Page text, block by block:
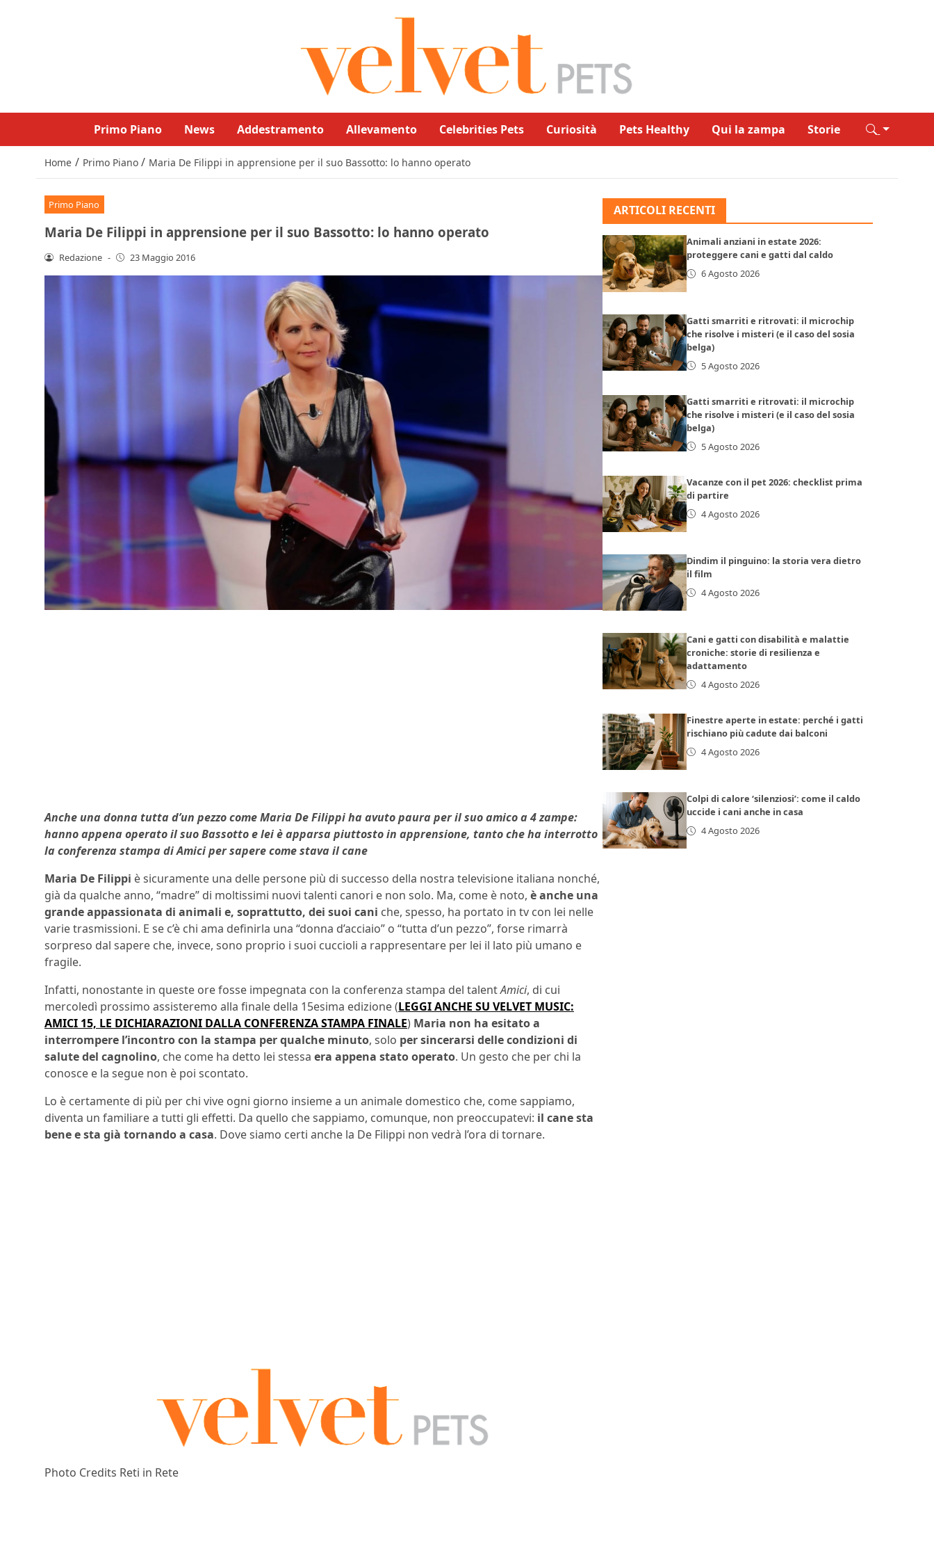
Primo Piano News Addestramento Allevamento Celebrities Pets Curiosità Pets Healthy Qui la zampa Storie
Home / Primo Piano / Maria De Filippi in apprensione per il suo Bassotto: lo hanno operato
Primo Piano
Maria De Filippi in apprensione per il suo Bassotto: lo hanno operato
Redazione - 23 Maggio 2016
Anche una donna tutta d’un pezzo come Maria De Filippi ha avuto paura per il suo amico a 4 zampe:
hanno appena operato il suo Bassotto e lei è apparsa piuttosto in apprensione, tanto che ha interrotto
la conferenza stampa di Amici per sapere come stava il cane
Maria De Filippi è sicuramente una delle persone più di successo della nostra televisione italiana nonché,
già da qualche anno, “madre” di moltissimi nuovi talenti canori e non solo. Ma, come è noto, è anche una
grande appassionata di animali e, soprattutto, dei suoi cani che, spesso, ha portato in tv con lei nelle
varie trasmissioni. E se c’è chi ama definirla una “donna d’acciaio” o “tutta d’un pezzo”, forse rimarrà
sorpreso dal sapere che, invece, sono proprio i suoi cuccioli a rappresentare per lei il lato più umano e
fragile.
Infatti, nonostante in queste ore fosse impegnata con la conferenza stampa del talentAmici, di cui
mercoledì prossimo assisteremo alla finale della 15esima edizione (LEGGI ANCHE SU VELVET MUSIC:
AMICI 15, LE DICHIARAZIONI DALLA CONFERENZA STAMPA FINALE) Maria non ha esitato a
interrompere l’incontro con la stampa per qualche minuto, solo per sincerarsi delle condizioni di
salute del cagnolino, che come ha detto lei stessa era appena stato operato. Un gesto che per chi la
conosce e la segue non è poi scontato.
Lo è certamente di più per chi vive ogni giorno insieme a un animale domestico che, come sappiamo,
diventa un familiare a tutti gli effetti. Da quello che sappiamo, comunque, non preoccupatevi: il cane sta
bene e sta già tornando a casa. Dove siamo certi anche la De Filippi non vedrà l’ora di tornare.
Photo Credits Reti in Rete
ARTICOLI RECENTI
Animali anziani in estate 2026:
proteggere cani e gatti dal caldo
6 Agosto 2026
Gatti smarriti e ritrovati: il microchip
che risolve i misteri (e il caso del sosia
belga)
5 Agosto 2026
Gatti smarriti e ritrovati: il microchip
che risolve i misteri (e il caso del sosia
belga)
5 Agosto 2026
Vacanze con il pet 2026: checklist prima
di partire
4 Agosto 2026
Dindim il pinguino: la storia vera dietro
il film
4 Agosto 2026
Cani e gatti con disabilità e malattie
croniche: storie di resilienza e
adattamento
4 Agosto 2026
Finestre aperte in estate: perché i gatti
rischiano più cadute dai balconi
4 Agosto 2026
Colpi di calore ‘silenziosi’: come il caldo
uccide i cani anche in casa
4 Agosto 2026